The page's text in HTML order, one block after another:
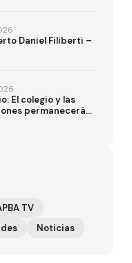
Daniel Filiberti –
El colegio y las
permanecerán
TV
Noticias